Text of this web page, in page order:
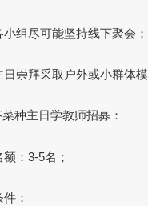
小组尽可能坚持线下聚会；
日崇拜采取户外或小群体
菜种主日学教师招募：
额：3-5名；
：